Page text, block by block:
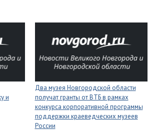
и
Два музея Новгородской области
получат гранты от ВТБ в рамках
конкурса корпоративной программы
поддержки краеведческих музеев
России